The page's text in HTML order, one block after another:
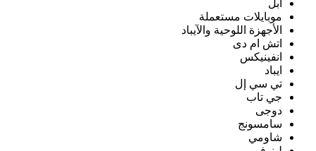
ابل
موبايلات مستعملة
الأجهزة اللوحية والآيباد
اتش ام دى
انفينيكس
ايباد
تي سي إل
جي تاب
دوجى
سامسونج
شاومي